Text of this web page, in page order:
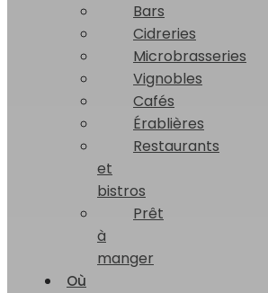
Bars
Cidreries
Microbrasseries
Vignobles
Cafés
Érablières
Restaurants
et
bistros
Prêt
à
manger
Où